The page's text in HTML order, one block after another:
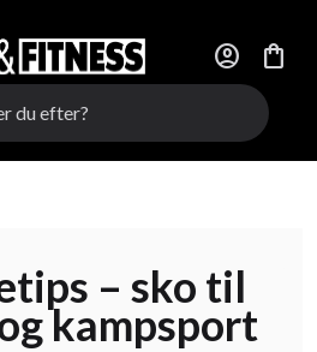
account_circle
shopping_bag
kampsport